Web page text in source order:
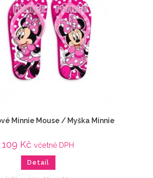
Minnie Mouse / Myška Minnie
109 Kč včetně DPH
Detail